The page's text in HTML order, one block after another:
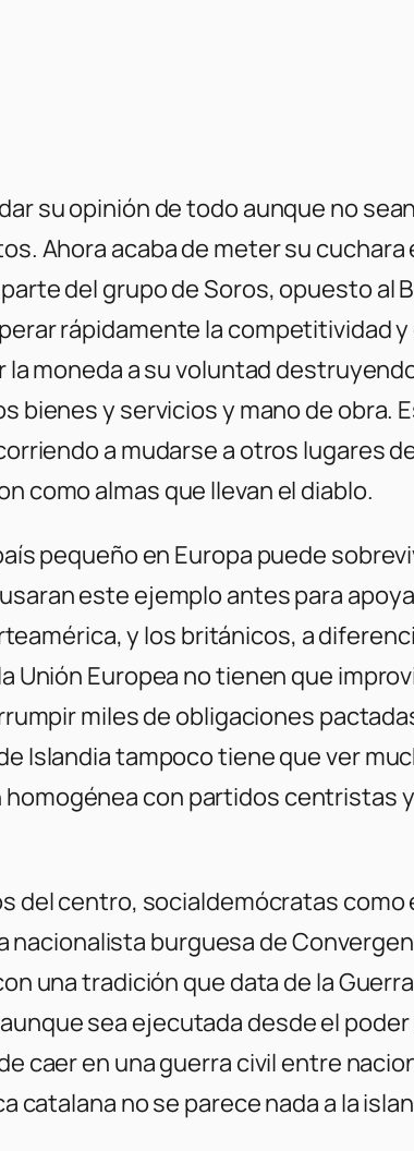
su opinión de todo aunque no
Ahora acaba de meter su cuchara
del grupo de Soros, opuesto al
rápidamente la competitividad
moneda a su voluntad
bienes y servicios y mano de obra.
a mudarse a otros lugares
como almas que llevan el diablo.
pequeño en Europa puede
este ejemplo antes para
y los británicos, a
Europea no tienen que
miles de obligaciones
Islandia tampoco tiene que ver
con partidos centristas
del centro, socialdemócratas como
burguesa de
una tradición que data de la Guerra
sea ejecutada desde el poder
caer en una guerra civil entre
no se parece nada a la